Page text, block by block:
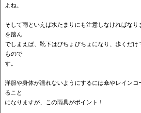
よね。
そして雨といえば水たまりにも注意しなければなり
を踏ん
でしまえば、靴下はびちょびちょになり、歩くだけ
もので
す。
洋服や身体が濡れないようにするには傘やレイン
ること
になりますが、この雨具がポイント！